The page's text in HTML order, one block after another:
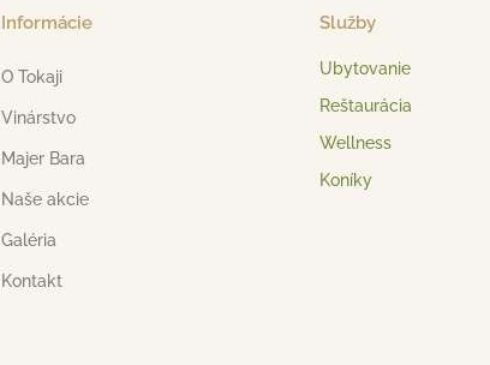
Informácie
O Tokaji
Vinárstvo
Majer Bara
Naše akcie
Galéria
Kontakt
Služby
Ubytovanie
Reštaurácia
Wellness
Koníky